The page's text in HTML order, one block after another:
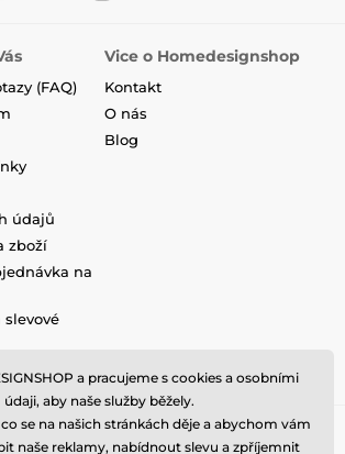
(FAQ)
údajů
zboží
na
slevové
Vice o Homedesignshop
Kontakt
O nás
Blog
a pracujeme s cookies a osobními
údaji, aby naše služby běžely.
se na našich stránkách děje a abychom vám
naše reklamy, nabídnout slevu a zpříjemnit